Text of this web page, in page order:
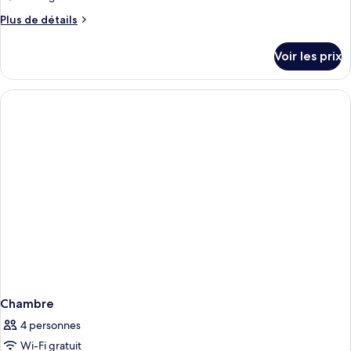
Plus de détails
Plus
le
type
de
Voir les prix
Chambre
4 personnes
Wi-Fi gratuit